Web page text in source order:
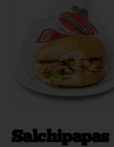
Salchipapas